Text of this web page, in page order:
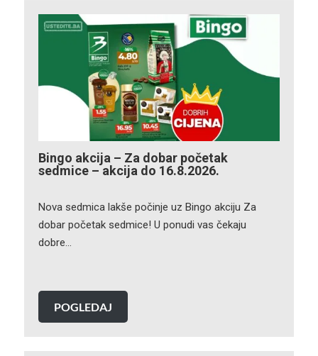
Bingo akcija – Za dobar početak
sedmice – akcija do 16.8.2026.
Nova sedmica lakše počinje uz Bingo akciju Za
dobar početak sedmice! U ponudi vas čekaju
dobre…
POGLEDAJ